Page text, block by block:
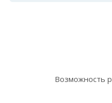
Возможность